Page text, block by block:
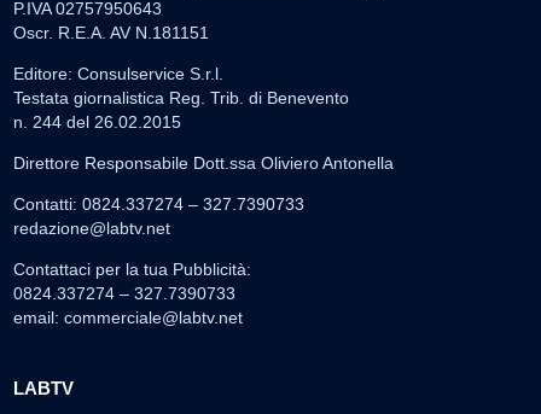
P.IVA 02757950643
Oscr. R.E.A. AV N.181151
Editore: Consulservice S.r.l.
Testata giornalistica Reg. Trib. di Benevento
n. 244 del 26.02.2015
Direttore Responsabile Dott.ssa Oliviero Antonella
Contatti: 0824.337274 – 327.7390733
redazione@labtv.net
Contattaci per la tua Pubblicità:
0824.337274 – 327.7390733
email: commerciale@labtv.net
LABTV